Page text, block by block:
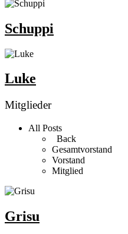
Schuppi
Luke
Mitglieder
All Posts
Back
Gesamtvorstand
Vorstand
Mitglied
Grisu